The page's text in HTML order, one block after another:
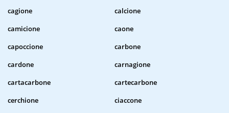
cagione
calcione
camicione
caone
capoccione
carbone
cardone
carnagione
cartacarbone
cartecarbone
cerchione
ciaccone